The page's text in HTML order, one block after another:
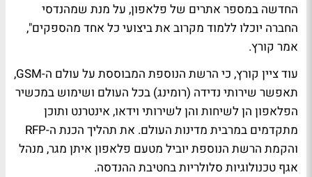
החדשה במספר אתרים של פלאפון, על מנת שמהנדסי
החברה יוכלו ללמוד מקרוב את ביצועי כל אחד מהספקים",
אמר קורץ.
עוד ציין קורץ, כי הרשת הנוספת המבוססת על עולם ה-GSM,
תאפשר שירותי נדידה (רומינג) בכל העולם ושימוש במכשיר
הפלאפון הן לשיחות והן לשירותי וידאו, אינטרנט ותוכן
מתקדמים במרבית מדינות העולם. את תהליך הכנת ה-RFP
והקמת הרשת הנוספת יוביל מטעם פלאפון איתן מגר, מנהל
אגף טכנולוגיות סלולריות בחטיבת ההנדסה.